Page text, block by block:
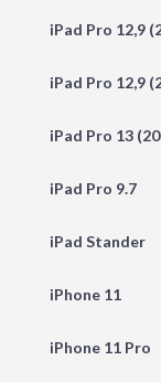
iPad Pro 12,9
iPad Pro 12,9
iPad Pro 13
iPad Pro 9.7
iPad Stander
iPhone 11
iPhone 11 Pro